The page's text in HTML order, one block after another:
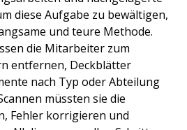
diese Aufgabe zu bewältigen,
und teure Methode.
die Mitarbeiter zum
entfernen, Deckblätter
nach Typ oder Abteilung
müssten sie die
Fehler korrigieren und